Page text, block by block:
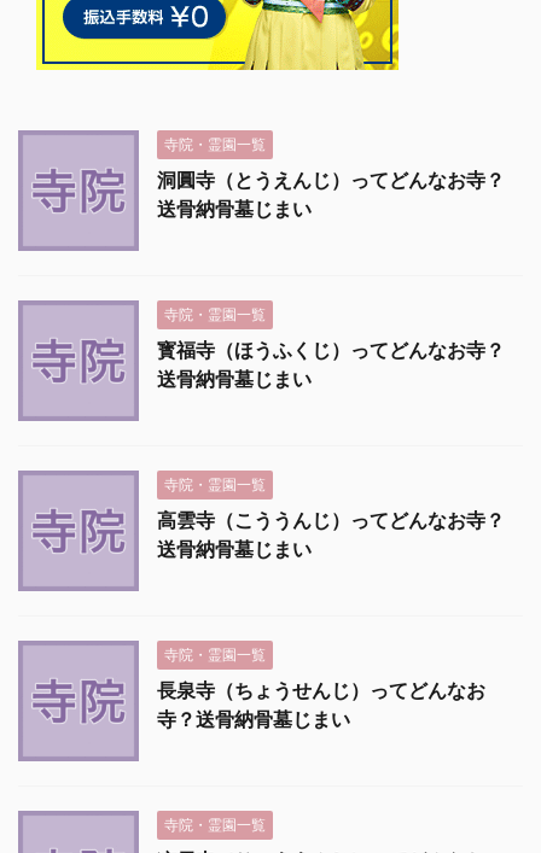
寺院・霊園一覧
洞圓寺（とうえんじ）ってどんなお寺？
送骨納骨墓じまい
寺院・霊園一覧
寳福寺（ほうふくじ）ってどんなお寺？
送骨納骨墓じまい
寺院・霊園一覧
高雲寺（こううんじ）ってどんなお寺？
送骨納骨墓じまい
寺院・霊園一覧
長泉寺（ちょうせんじ）ってどんなお
寺？送骨納骨墓じまい
寺院・霊園一覧